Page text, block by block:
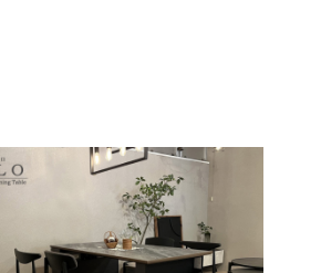
ズボック
扉式カウンター下ラック